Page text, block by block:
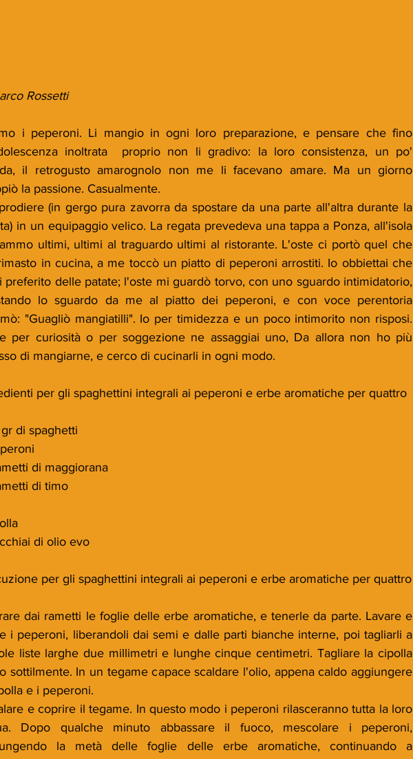
Rossetti
i peperoni. Li mangio in ogni loro preparazione, e pensare che fino
inoltrata  proprio non li gradivo: la loro consistenza, un po'
il retrogusto amarognolo non me li facevano amare. Ma un giorno
la passione. Casualmente.
(in gergo pura zavorra da spostare da una parte all'altra durante la
in un equipaggio velico. La regata prevedeva una tappa a Ponza, all'isola
ultimi, ultimi al traguardo ultimi al ristorante. L'oste ci portò quel che
in cucina, a me toccò un piatto di peperoni arrostiti. Io obbiettai che
preferito delle patate; l'oste mi guardò torvo, con uno sguardo intimidatorio,
lo sguardo da me al piatto dei peperoni, e con voce perentoria
"Guagliò mangiatilli". Io per timidezza e un poco intimorito non risposi.
per curiosità o per soggezione ne assaggiai uno, Da allora non ho più
di mangiarne, e cerco di cucinarli in ogni modo.
per gli spaghettini integrali ai peperoni e erbe aromatiche per quattro
di spaghetti
di maggiorana
di timo
di olio evo
per gli spaghettini integrali ai peperoni e erbe aromatiche per quattro
dai rametti le foglie delle erbe aromatiche, e tenerle da parte. Lavare e
i peperoni, liberandoli dai semi e dalle parti bianche interne, poi tagliarli a
liste larghe due millimetri e lunghe cinque centimetri. Tagliare la cipolla
sottilmente. In un tegame capace scaldare l'olio, appena caldo aggiungere
e i peperoni.
e coprire il tegame. In questo modo i peperoni rilasceranno tutta la loro
Dopo qualche minuto abbassare il fuoco, mescolare i peperoni,
la metà delle foglie delle erbe aromatiche, continuando a